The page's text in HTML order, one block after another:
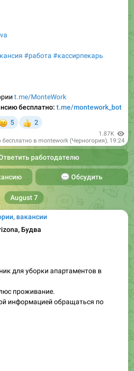
#работа #кассирпекарь
t.me/MonteWork
бесплатно: t.me/montework_bot
5 2
1.87K
в montework (Черногория), 19:24
работодателю
Обсудить
вакансии
Будва
для уборки апартаментов в
проживание.
информацией обращаться по
August 7